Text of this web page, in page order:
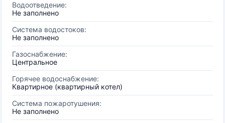
Водоотведение:
Не заполнено
Система водостоков:
Не заполнено
Газоснабжение:
Центральное
Горячее водоснабжение:
Квартирное (квартирный котел)
Система пожаротушения:
Не заполнено